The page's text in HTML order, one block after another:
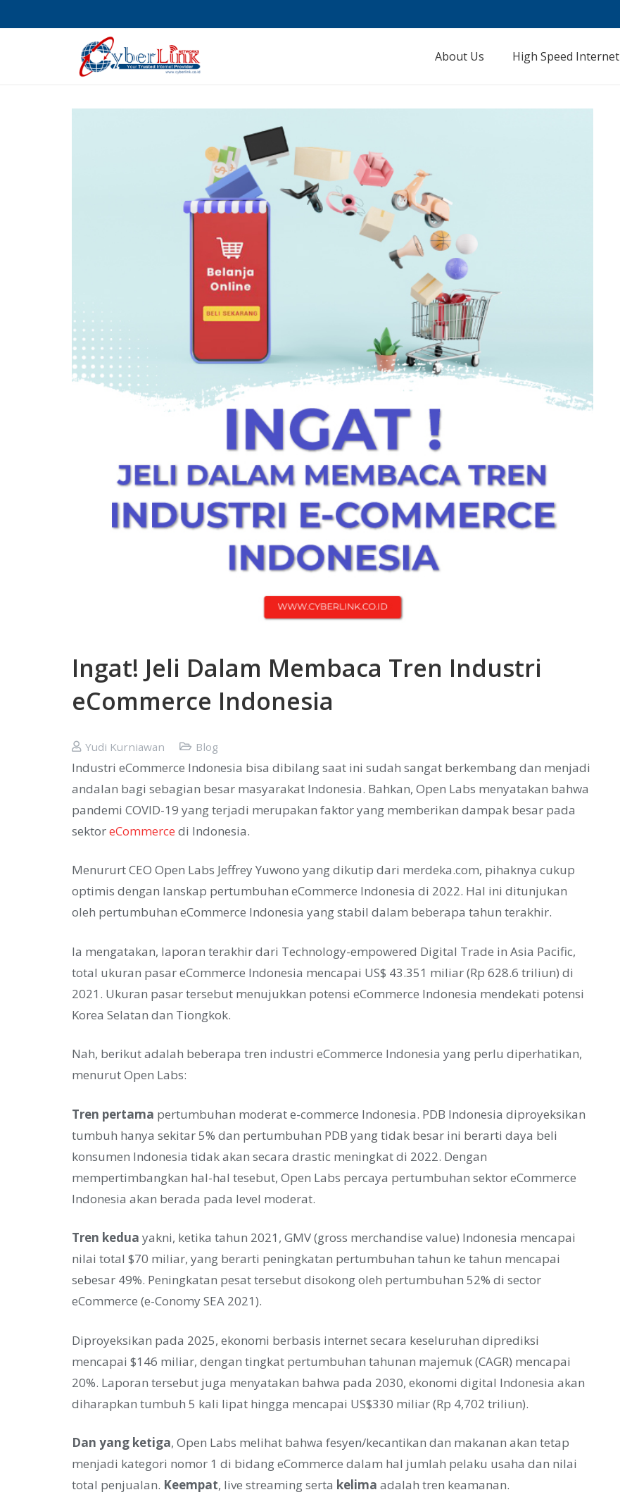
About Us High Speed Internet
Ingat! Jeli Dalam Membaca Tren Industri
eCommerce Indonesia
Yudi Kurniawan Blog
Industri eCommerce Indonesia bisa dibilang saat ini sudah sangat berkembang dan menjadi
andalan bagi sebagian besar masyarakat Indonesia. Bahkan, Open Labs menyatakan bahwa
pandemi COVID-19 yang terjadi merupakan faktor yang memberikan dampak besar pada
sektoreCommerce di Indonesia.
Menururt CEO Open Labs Jeffrey Yuwono yang dikutip dari merdeka.com, pihaknya cukup
optimis dengan lanskap pertumbuhan eCommerce Indonesia di 2022. Hal ini ditunjukan
oleh pertumbuhan eCommerce Indonesia yang stabil dalam beberapa tahun terakhir.
Ia mengatakan, laporan terakhir dari Technology-empowered Digital Trade in Asia Pacific,
total ukuran pasar eCommerce Indonesia mencapai US$ 43.351 miliar (Rp 628.6 triliun) di
2021. Ukuran pasar tersebut menujukkan potensi eCommerce Indonesia mendekati potensi
Korea Selatan dan Tiongkok.
Nah, berikut adalah beberapa tren industri eCommerce Indonesia yang perlu diperhatikan,
menurut Open Labs:
Tren pertama pertumbuhan moderat e-commerce Indonesia. PDB Indonesia diproyeksikan
tumbuh hanya sekitar 5% dan pertumbuhan PDB yang tidak besar ini berarti daya beli
konsumen Indonesia tidak akan secara drastic meningkat di 2022. Dengan
mempertimbangkan hal-hal tesebut, Open Labs percaya pertumbuhan sektor eCommerce
Indonesia akan berada pada level moderat.
Tren kedua yakni, ketika tahun 2021, GMV (gross merchandise value) Indonesia mencapai
nilai total $70 miliar, yang berarti peningkatan pertumbuhan tahun ke tahun mencapai
sebesar 49%. Peningkatan pesat tersebut disokong oleh pertumbuhan 52% di sector
eCommerce (e-Conomy SEA 2021).
Diproyeksikan pada 2025, ekonomi berbasis internet secara keseluruhan diprediksi
mencapai $146 miliar, dengan tingkat pertumbuhan tahunan majemuk (CAGR) mencapai
20%. Laporan tersebut juga menyatakan bahwa pada 2030, ekonomi digital Indonesia akan
diharapkan tumbuh 5 kali lipat hingga mencapai US$330 miliar (Rp 4,702 triliun).
Dan yang ketiga, Open Labs melihat bahwa fesyen/kecantikan dan makanan akan tetap
menjadi kategori nomor 1 di bidang eCommerce dalam hal jumlah pelaku usaha dan nilai
total penjualan. Keempat, live streaming serta kelima adalah tren keamanan.